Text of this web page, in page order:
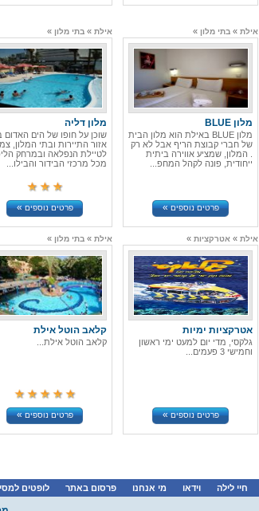
אילת » בתי מלון »
מלון BLUE
מלון BLUE באילת הוא מלון הבית
של חברי קבוצת הריף אבל לא רק
. המלון, שמציע אווירה ביתית
ייחודית, פונה לקהל המחפ...
פרטים נוספים»
אילת » בתי מלון »
מלון דליה
שוכן על חופו של הים האדום
אזור התיירות ובתי המלון,
לטיילת הנפלאה ובמרחק
מכל מרכזי הבידור והבילו...
פרטים נוספים»
אילת » אטרקציות »
אטרקציות ימיות
גלקסי, מדי יום למעט ימי ראשון
וחמישי 3 פעמים...
פרטים נוספים»
אילת » בתי מלון »
קלאב הוטל אילת
קלאב הוטל אילת...
פרטים נוספים»
חיי לילה וידאו מי אנחנו פרסום באתר לופטים